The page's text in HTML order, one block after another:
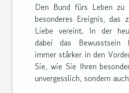
Hochzeit
Den Bund fürs Leben
besonderes Ereignis, das
Liebe vereint. In der
dabei das
immer stärker in den
Sie, wie Sie Ihren
unvergesslich, sondern